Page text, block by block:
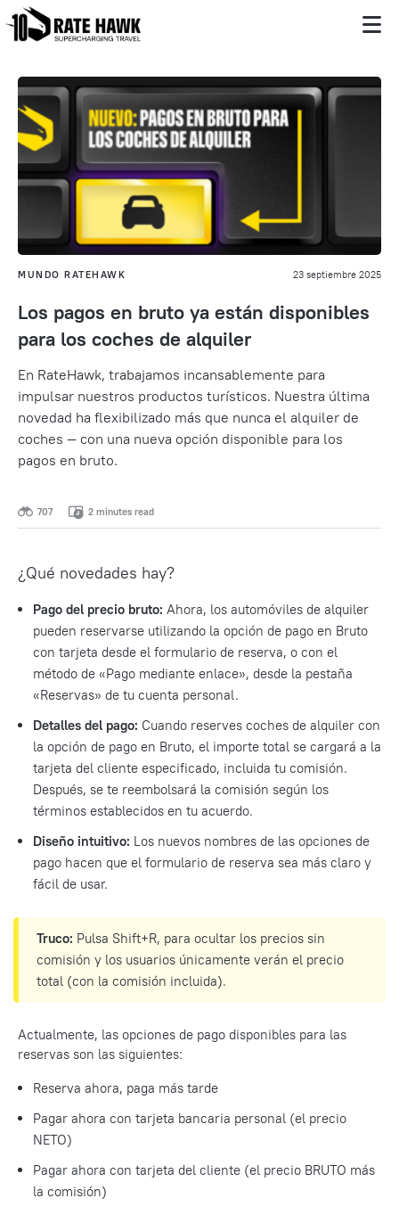
MUNDO RATEHAWK 23 septiembre 2025
Los pagos en bruto ya están disponibles
para los coches de alquiler
En RateHawk, trabajamos incansablemente para
impulsar nuestros productos turísticos. Nuestra última
novedad ha flexibilizado más que nunca el alquiler de
coches — con una nueva opción disponible para los
pagos en bruto.
707 2 minutes read
¿Qué novedades hay?
Pago del precio bruto: Ahora, los automóviles de alquiler
pueden reservarse utilizando la opción de pago en Bruto
con tarjeta desde el formulario de reserva, o con el
método de «Pago mediante enlace», desde la pestaña
«Reservas» de tu cuenta personal.
Detalles del pago: Cuando reserves coches de alquiler con
la opción de pago en Bruto, el importe total se cargará a la
tarjeta del cliente especificado, incluida tu comisión.
Después, se te reembolsará la comisión según los
términos establecidos en tu acuerdo.
Diseño intuitivo: Los nuevos nombres de las opciones de
pago hacen que el formulario de reserva sea más claro y
fácil de usar.
Truco: Pulsa Shift+R, para ocultar los precios sin
comisión y los usuarios únicamente verán el precio
total (con la comisión incluida).
Actualmente, las opciones de pago disponibles para las
reservas son las siguientes:
Reserva ahora, paga más tarde
Pagar ahora con tarjeta bancaria personal (el precio
NETO)
Pagar ahora con tarjeta del cliente (el precio BRUTO más
la comisión)